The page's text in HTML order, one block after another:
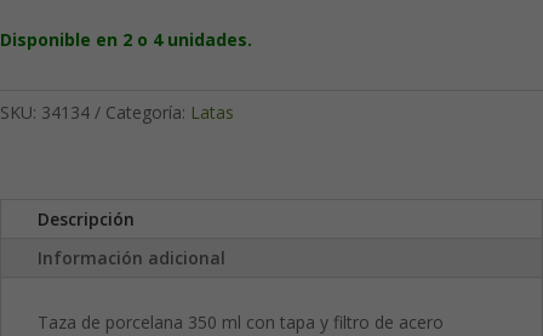
de
japonesa
cantidad
Disponible en 2 o 4 unidades.
SKU: 34134 Categoría: Latas
Descripción
Información adicional
Taza de porcelana 350 ml con tapa y filtro de acero